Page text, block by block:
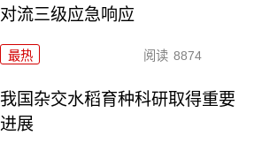
对流三级应急响应
最热 阅读 8874
我国杂交水稻育种科研取得重要
进展